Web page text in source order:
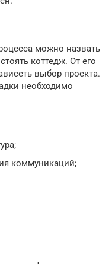
можно назвать
коттедж. От его
выбор проекта.
необходимо
коммуникаций;